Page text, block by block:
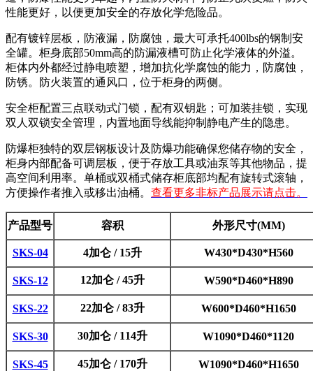
性能更好，以便更加安全的存放化学危险品。
配有镀锌层板，防液漏，防腐蚀，最大可承托400lbs的钢制安
全罐。柜身底部50mm高的防漏液槽可防止化学液体的外溢。
柜体内外都经过静电喷塑，增加抗化学腐蚀的能力，防腐蚀，
防锈。防火装置的通风口，位于柜身的两侧。
安全柜配置三点联动式门锁，配有双钥匙；可加装挂锁，实现
双人双锁安全管理，内置地面导线能抑制静电产生的隐患。
防爆柜独特的双层钢板设计及防爆功能确保您储存物的安全，
柜身内部配备可调层板，便于存放工具或油泵等其他物品，提
高空间利用率。单桶或双桶式储存柜底部均配有旋转式滚轴，
方便操作者推入或移出油桶。 查看更多非标产品展示请点击。
产品型号 容积 外形尺寸(MM)
SKS-04 4加仑 / 15升 W430*D430*H560
SKS-12 12加仑 / 45升 W590*D460*H890
SKS-22 22加仑 / 83升 W600*D460*H1650
SKS-30 30加仑 / 114升 W1090*D460*1120
SKS-45 45加仑 / 170升 W1090*D460*H1650